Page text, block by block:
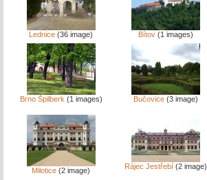
Lednice (36 image) Bítov (1 images)
Brno Špilberk (1 images) Bučovice (3 image)
Milotice (2 image) Rájec Jestřebí (2 image)